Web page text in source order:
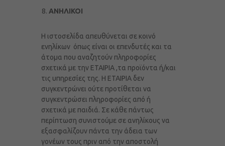
ΑΝΗΛΙΚΟΙ
Η ιστοσελίδα απευθύνεται σε κοινό
ενηλίκων όπως είναι οι επενδυτές και τα
άτομα που αναζητούν πληροφορίες
σχετικά με την ΕΤΑΙΡΙΑ ,τα προϊόντα ή/και
τις υπηρεσίες της. Η ΕΤΑΙΡΙΑ δεν
συγκεντρώνει ούτε προτίθεται να
συγκεντρώσει πληροφορίες από ή
σχετικά με παιδιά. Σε κάθε πάντως
περίπτωση συνιστούμε σε ανηλίκους να
εξασφαλίζουν πάντα την άδεια των
γονέων τους πριν από την αποστολή